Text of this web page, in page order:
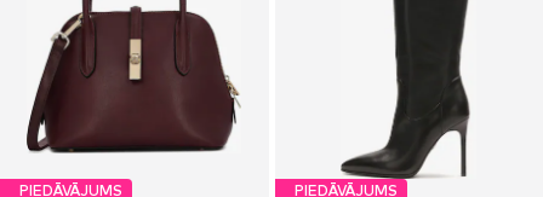
PIEDĀVĀJUMS PIEDĀVĀJUMS